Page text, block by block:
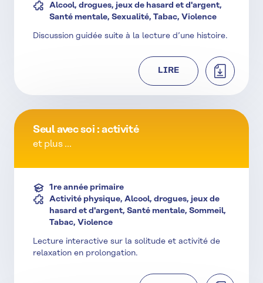
Alcool, drogues, jeux de hasard et d'argent,
Santé mentale, Sexualité, Tabac, Violence
Discussion guidée suite à la lecture d’une histoire.
LIRE
Seul avec soi : activité
et plus ...
1re année primaire
Activité physique, Alcool, drogues, jeux de
hasard et d'argent, Santé mentale, Sommeil,
Tabac, Violence
Lecture interactive sur la solitude et activité de
relaxation en prolongation.